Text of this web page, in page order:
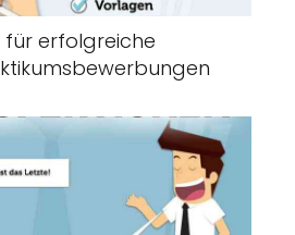
für erfolgreiche